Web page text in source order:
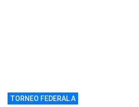
TORNEO FEDERAL A